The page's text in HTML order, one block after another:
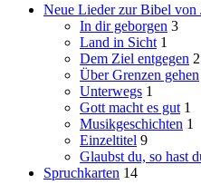
Neue Lieder zur Bibel von
In dir geborgen 3
Land in Sicht 1
Dem Ziel entgegen 2
Über Grenzen gehen
Unterwegs 1
Gott macht es gut 1
Musikgeschichten 1
Einzeltitel 9
Glaubst du, so hast
Spruchkarten 14